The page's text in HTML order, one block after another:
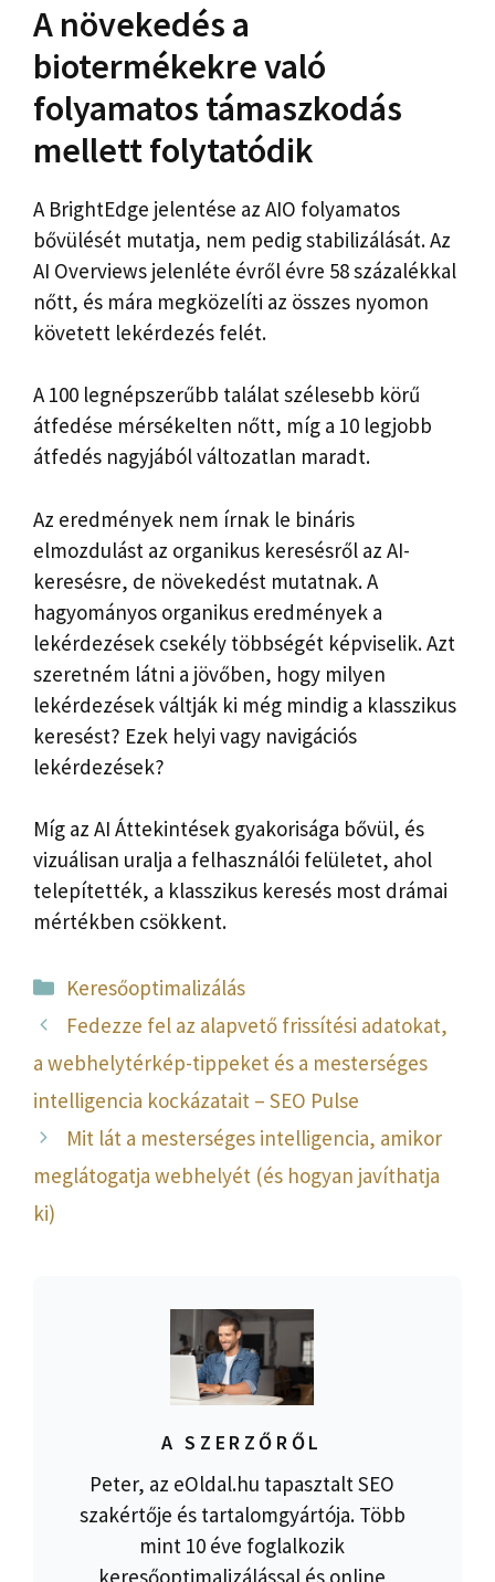
A növekedés a
biotermékekre való
folyamatos támaszkodás
mellett folytatódik
A BrightEdge jelentése az AIO folyamatos
bővülését mutatja, nem pedig stabilizálását. Az
AI Overviews jelenléte évről évre 58 százalékkal
nőtt, és mára megközelíti az összes nyomon
követett lekérdezés felét.
A 100 legnépszerűbb találat szélesebb körű
átfedése mérsékelten nőtt, míg a 10 legjobb
átfedés nagyjából változatlan maradt.
Az eredmények nem írnak le bináris
elmozdulást az organikus keresésről az AI-
keresésre, de növekedést mutatnak. A
hagyományos organikus eredmények a
lekérdezések csekély többségét képviselik. Azt
szeretném látni a jövőben, hogy milyen
lekérdezések váltják ki még mindig a klasszikus
keresést? Ezek helyi vagy navigációs
lekérdezések?
Míg az AI Áttekintések gyakorisága bővül, és
vizuálisan uralja a felhasználói felületet, ahol
telepítették, a klasszikus keresés most drámai
mértékben csökkent.
Kategória
Keresőoptimalizálás
Fedezze fel az alapvető frissítési adatokat,
a webhelytérkép-tippeket és a mesterséges
intelligencia kockázatait – SEO Pulse
Mit lát a mesterséges intelligencia, amikor
meglátogatja webhelyét (és hogyan javíthatja
ki)
A SZERZŐRŐL
Peter, az eOldal.hu tapasztalt SEO
szakértője és tartalomgyártója. Több
mint 10 éve foglalkozik
keresőoptimalizálással és online